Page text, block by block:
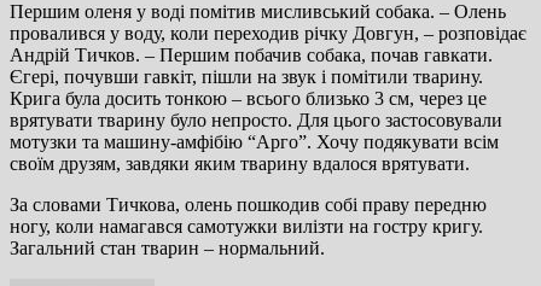
Першим оленя у воді помітив мисливський собака. – Олень
провалився у воду, коли переходив річку Довгун, – розповідає
Андрій Тичков. – Першим побачив собака, почав гавкати.
Єгері, почувши гавкіт, пішли на звук і помітили тварину.
Крига була досить тонкою – всього близько 3 см, через це
врятувати тварину було непросто. Для цього застосовували
мотузки та машину-амфібію “Арго”. Хочу подякувати всім
своїм друзям, завдяки яким тварину вдалося врятувати.
За словами Тичкова, олень пошкодив собі праву передню
ногу, коли намагався самотужки вилізти на гостру кригу.
Загальний стан тварин – нормальний.